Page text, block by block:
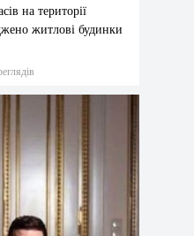
на території
житлові будинки